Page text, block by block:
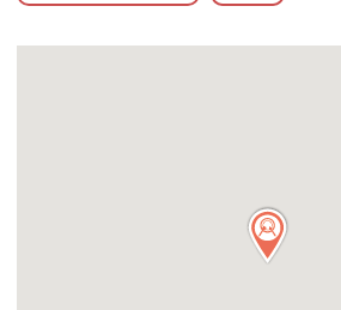
こどもの居場所マップ
フードパントリーマップ